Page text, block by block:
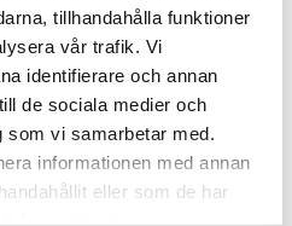
tillhandahålla funktioner
vår trafik. Vi
identifierare och annan
de sociala medier och
vi samarbetar med.
informationen med annan
eller som de har